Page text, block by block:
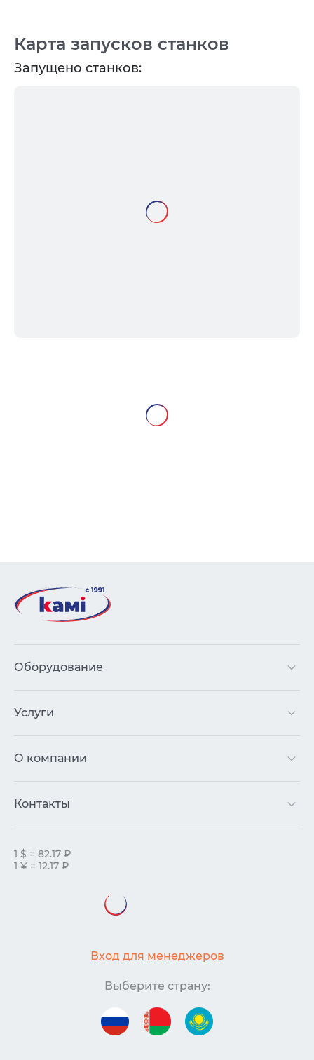
Карта запусков станков
Запущено станков:
Оборудование
Услуги
О компании
Контакты
1 $ = 82.17 ₽
1 ¥ = 12.17 ₽
Вход для менеджеров
Выберите страну: